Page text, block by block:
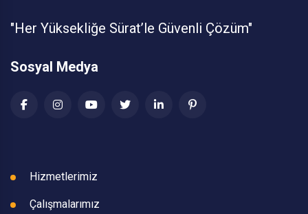
"Her Yüksekliğe Sürat’le Güvenli Çözüm"
Sosyal Medya
Hizmetlerimiz
Çalışmalarımız